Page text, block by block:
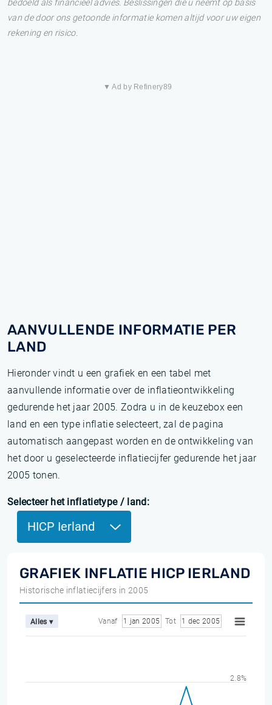
bedoeld als financieel advies. Beslissingen die u neemt op basis
van de door ons getoonde informatie komen altijd voor uw eigen
rekening en risico.
▼ Ad by Refinery89
AANVULLENDE INFORMATIE PER
LAND
Hieronder vindt u een grafiek en een tabel met
aanvullende informatie over de inflatieontwikkeling
gedurende het jaar 2005. Zodra u in de keuzebox een
land en een type inflatie selecteert, zal de pagina
automatisch aangepast worden en de ontwikkeling van
het door u geselecteerde inflatiecijfer gedurende het jaar
2005 tonen.
Selecteer het inflatietype / land:
HICP Ierland
GRAFIEK INFLATIE HICP IERLAND
Historische inflatiecijfers in 2005
Alles ▾ Vanaf 1 jan 2005 Tot 1 dec 2005
2.8%